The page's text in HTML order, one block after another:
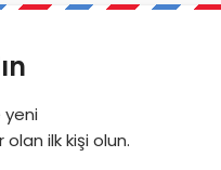
ilk kişi olun.